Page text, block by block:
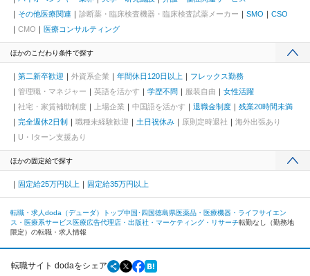
その他医療関連
診断薬・臨床検査機器・臨床検査試薬メーカー SMO
CSO
CMO
医療コンサルティング
ほかのこだわり条件で探す
第二新卒歓迎 外資系企業 年間休日120日以上
フレックス勤務
管理職・マネジャー
英語を活かす 学歴不問 服装自由
女性活躍
社宅・家賃補助制度
上場企業 中国語を活かす 退職金制度
残業20時間未満
完全週休2日制
職種未経験歓迎 土日祝休み 原則定時退社
海外出張あり
U・Iターン支援あり
ほかの固定給で探す
固定給25万円以上 固定給35万円以上
転職・求人doda（デューダ）トップ中国･四国徳島県医薬品・医療機器・ライフサイエン
ス・医療系サービス 医療広告代理店・出版社・マーケティング・リサーチ転勤なし（勤務地
限定）の転職・求人情報
転職サイト dodaをシェア